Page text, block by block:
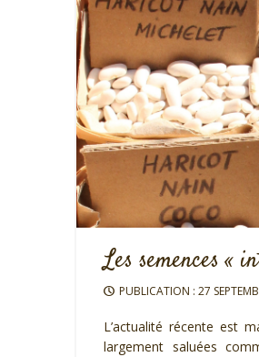
Les semences «
PUBLICATION : 27
L’actualité récente est
largement saluées